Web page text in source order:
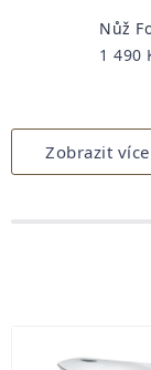
Nůž
1 490
Zobrazit